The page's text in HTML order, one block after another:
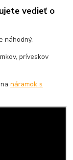
vedieť o
náhodný.
príveskov
nanáramok s